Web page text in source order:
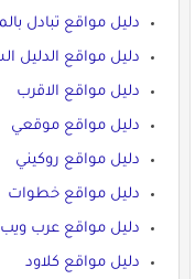
دليل مواقع تبادل
دليل مواقع الدليل
دليل مواقع الاقرب
دليل مواقع موقعي
دليل مواقع روكيني
دليل مواقع خطوات
دليل مواقع عرب ويب
دليل مواقع كلاود